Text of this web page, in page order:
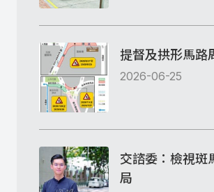
提督及拱形馬路
2026-06-25
交諮委：檢視斑
局